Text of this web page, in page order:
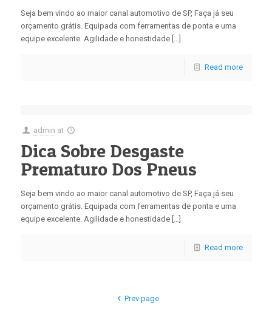
Seja bem vindo ao maior canal automotivo de SP, Faça já seu
orçamento grátis. Equipada com ferramentas de ponta e uma
equipe excelente. Agilidade e honestidade […]
Read more
admin at
Dica Sobre Desgaste
Prematuro Dos Pneus
Seja bem vindo ao maior canal automotivo de SP, Faça já seu
orçamento grátis. Equipada com ferramentas de ponta e uma
equipe excelente. Agilidade e honestidade […]
Read more
Prev page